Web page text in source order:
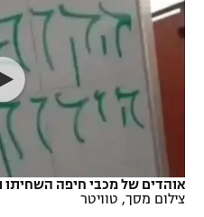
VOD
רץ ברשת
תוצאות
נבחרת ישראל
מכבי חיפה
בית"ר ירושלים
מכבי תל אביב
הפועל תל אביב
ליגה ספרדית
ליגה איטלקית
ליגה צרפתית
כדורסל נשים
מכבי תל אביב
הפועל חולון
דני אבדיה
יורוליג
יורוקאפ
טניס
כדוריד
שחייה
אוהדים של מכבי חיפה השחיתו
צילום מסך, טוויטר